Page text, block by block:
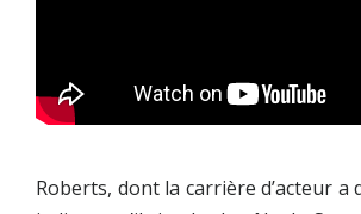
Roberts, dont la carrière d’acteur a